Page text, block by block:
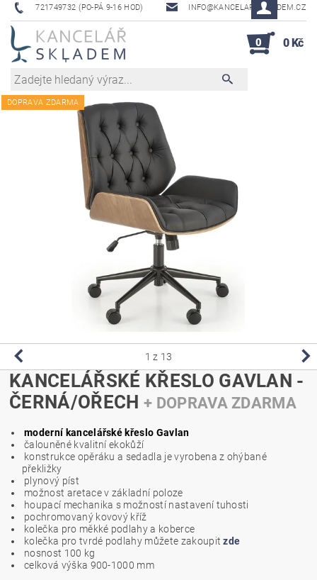
721749732 (PO-PÁ 9-16 HOD) INFO@KANCELAR-SKLADEM.CZ
0 0 Kč
DOPRAVA ZDARMA
1 z 13
KANCELÁŘSKÉ KŘESLO GAVLAN -
ČERNÁ/OŘECH + DOPRAVA ZDARMA
moderní kancelářské křeslo Gavlan
čalouněné kvalitní ekokůží
konstrukce opěráku a sedadla je vyrobena z ohýbané
překližky
plynový píst
možnost aretace v základní poloze
houpací mechanika s možností nastavení tuhosti
pochromovaný kovový kříž
kolečka pro měkké podlahy a koberce
kolečka pro tvrdé podlahy můžete zakoupitzde
nosnost 100 kg
celková výška 900-1000 mm